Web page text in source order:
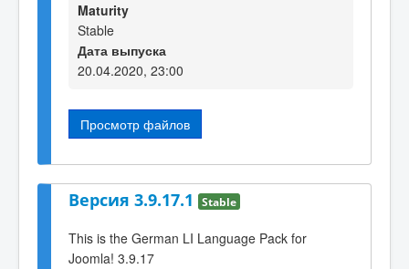
Maturity
Stable
Дата выпуска
20.04.2020, 23:00
Просмотр файлов
Версия 3.9.17.1 Stable
This is the German LI Language Pack for
Joomla! 3.9.17